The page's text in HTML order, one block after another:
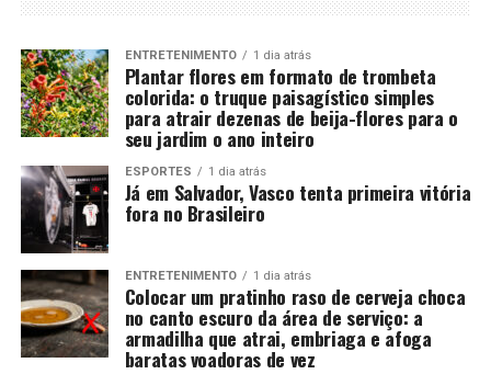
ENTRETENIMENTO 1 dia atrás
Plantar flores em formato de trombeta
colorida: o truque paisagístico simples
para atrair dezenas de beija-flores para o
seu jardim o ano inteiro
ESPORTES 1 dia atrás
Já em Salvador, Vasco tenta primeira vitória
fora no Brasileiro
ENTRETENIMENTO 1 dia atrás
Colocar um pratinho raso de cerveja choca
no canto escuro da área de serviço: a
armadilha que atrai, embriaga e afoga
baratas voadoras de vez